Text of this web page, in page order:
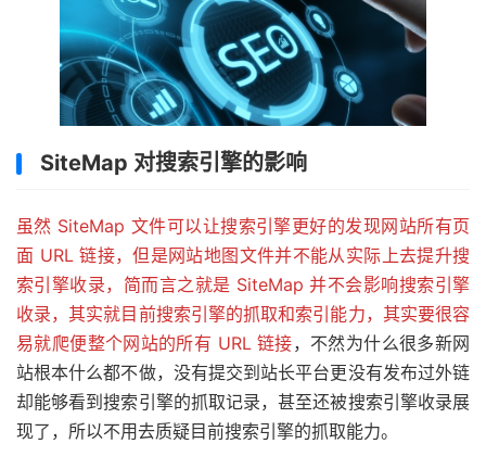
SiteMap 对搜索引擎的影响
虽然 SiteMap 文件可以让搜索引擎更好的发现网站所有页
面 URL 链接，但是网站地图文件并不能从实际上去提升搜
索引擎收录，简而言之就是 SiteMap 并不会影响搜索引擎
收录，其实就目前搜索引擎的抓取和索引能力，其实要很容
易就爬便整个网站的所有 URL 链接，不然为什么很多新网
站根本什么都不做，没有提交到站长平台更没有发布过外链
却能够看到搜索引擎的抓取记录，甚至还被搜索引擎收录展
现了，所以不用去质疑目前搜索引擎的抓取能力。